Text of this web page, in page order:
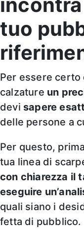
tuo
Per essere certo
calzature un
devi sapere
delle persone a
Per questo,
tua linea di
con chiarezza il
eseguire
quali siano i
fetta di pubblico.